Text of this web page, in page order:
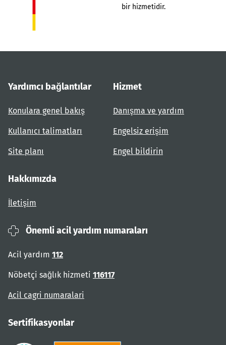
bir hizmetidir.
Yardımcı bağlantılar
Konulara genel bakış
Kullanıcı talimatları
Site planı
Hizmet
Danışma ve yardım
Engelsiz erişim
Engel bildirin
Hakkımızda
İletişim
Önemli acil yardım numaraları
Acil yardım 112
Nöbetçi sağlık hizmeti 116117
Acil cagri numaralari
Sertifikasyonlar